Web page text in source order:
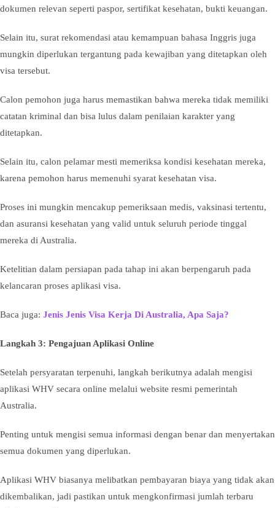
dokumen relevan seperti paspor, sertifikat kesehatan, bukti keuangan.
Selain itu, surat rekomendasi atau kemampuan bahasa Inggris juga
mungkin diperlukan tergantung pada kewajiban yang ditetapkan oleh
visa tersebut.
Calon pemohon juga harus memastikan bahwa mereka tidak memiliki
catatan kriminal dan bisa lulus dalam penilaian karakter yang
ditetapkan.
Selain itu, calon pelamar mesti memeriksa kondisi kesehatan mereka,
karena pemohon harus memenuhi syarat kesehatan visa.
Proses ini mungkin mencakup pemeriksaan medis, vaksinasi tertentu,
dan asuransi kesehatan yang valid untuk seluruh periode tinggal
mereka di Australia.
Ketelitian dalam persiapan pada tahap ini akan berpengaruh pada
kelancaran proses aplikasi visa.
Baca juga: Jenis Jenis Visa Kerja Di Australia, Apa Saja?
Langkah 3: Pengajuan Aplikasi Online
Setelah persyaratan terpenuhi, langkah berikutnya adalah mengisi
aplikasi WHV secara online melalui website resmi pemerintah
Australia.
Penting untuk mengisi semua informasi dengan benar dan menyertakan
semua dokumen yang diperlukan.
Aplikasi WHV biasanya melibatkan pembayaran biaya yang tidak akan
dikembalikan, jadi pastikan untuk mengkonfirmasi jumlah terbaru